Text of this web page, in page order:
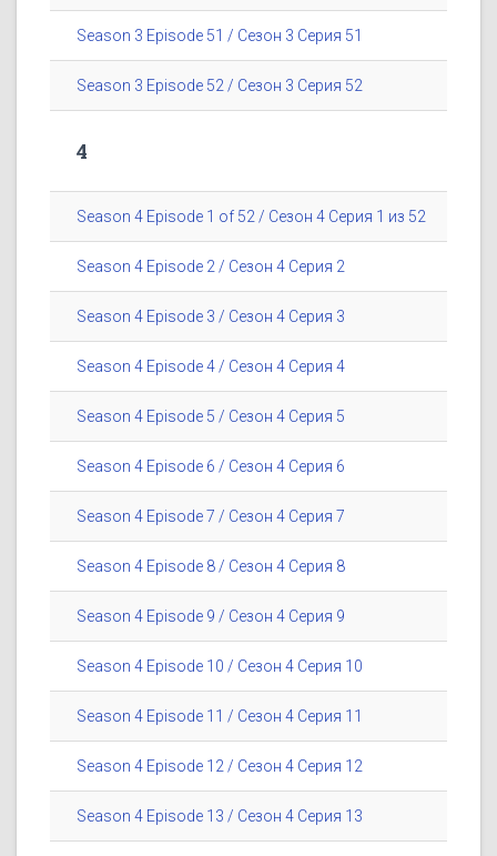
Season 3 Episode 51 / Сезон 3 Серия 51
Season 3 Episode 52 / Сезон 3 Серия 52
4
Season 4 Episode 1 of 52 / Сезон 4 Серия 1 из 52
Season 4 Episode 2 / Сезон 4 Серия 2
Season 4 Episode 3 / Сезон 4 Серия 3
Season 4 Episode 4 / Сезон 4 Серия 4
Season 4 Episode 5 / Сезон 4 Серия 5
Season 4 Episode 6 / Сезон 4 Серия 6
Season 4 Episode 7 / Сезон 4 Серия 7
Season 4 Episode 8 / Сезон 4 Серия 8
Season 4 Episode 9 / Сезон 4 Серия 9
Season 4 Episode 10 / Сезон 4 Серия 10
Season 4 Episode 11 / Сезон 4 Серия 11
Season 4 Episode 12 / Сезон 4 Серия 12
Season 4 Episode 13 / Сезон 4 Серия 13